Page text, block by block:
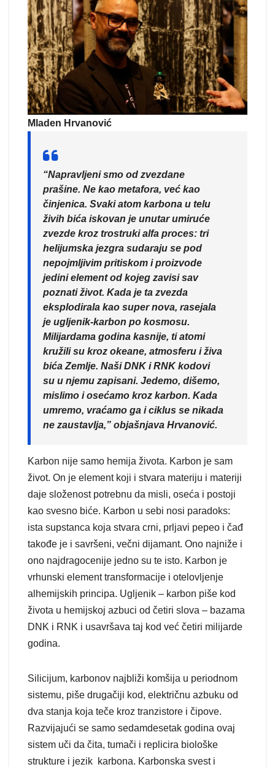
Mladen Hrvanović
“Napravljeni smo od zvezdane
prašine. Ne kao metafora, već kao
činjenica. Svaki atom karbona u telu
živih bića iskovan je unutar umiruće
zvezde kroz trostruki alfa proces: tri
helijumska jezgra sudaraju se pod
nepojmljivim pritiskom i proizvode
jedini element od kojeg zavisi sav
poznati život. Kada je ta zvezda
eksplodirala kao super nova, rasejala
je ugljenik-karbon po kosmosu.
Milijardama godina kasnije, ti atomi
kružili su kroz okeane, atmosferu i živa
bića Zemlje. Naši DNK i RNK kodovi
su u njemu zapisani. Jedemo, dišemo,
mislimo i osećamo kroz karbon. Kada
umremo, vraćamo ga i ciklus se nikada
ne zaustavlja,” objašnjava Hrvanović.
Karbon nije samo hemija života. Karbon je sam
život. On je element koji i stvara materiju i materiji
daje složenost potrebnu da misli, oseća i postoji
kao svesno biće. Karbon u sebi nosi paradoks:
ista supstanca koja stvara crni, prljavi pepeo i čađ
takođe je i savršeni, večni dijamant. Ono najniže i
ono najdragocenije jedno su te isto. Karbon je
vrhunski element transformacije i otelovljenje
alhemijskih principa. Ugljenik – karbon piše kod
života u hemijskoj azbuci od četiri slova – bazama
DNK i RNK i usavršava taj kod već četiri milijarde
godina.
Silicijum, karbonov najbliži komšija u periodnom
sistemu, piše drugačiji kod, električnu azbuku od
dva stanja koja teče kroz tranzistore i čipove.
Razvijajući se samo sedamdesetak godina ovaj
sistem uči da čita, tumači i replicira biološke
strukture i jezik karbona. Karbonska svest i